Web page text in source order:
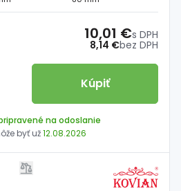
8,14 €bez DPH
10,01 €s DPH
Kúpiť
na odoslanie
byť už12.08.2026